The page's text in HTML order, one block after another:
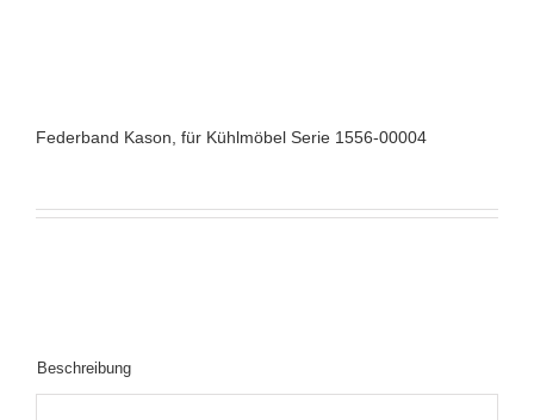
Federband Kason, für Kühlmöbel Serie 1556-00004
Beschreibung